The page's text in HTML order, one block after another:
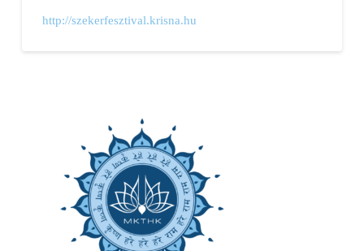
http://szekerfesztival.krisna.hu